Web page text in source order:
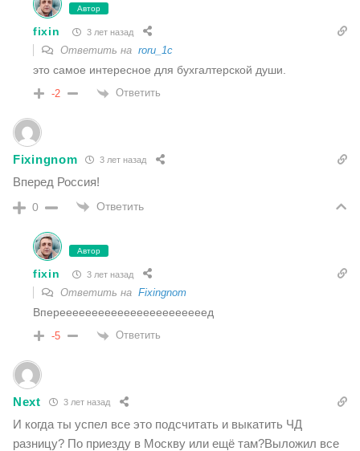
Автор
fixin 3 лет назад
Ответить на roru_1c
это самое интересное для бухгалтерской души.
-2 Ответить
Fixingnom 3 лет назад
Вперед Россия!
0 Ответить
Автор
fixin 3 лет назад
Ответить на Fixingnom
Вперееееееееееееееееееееееед
-5 Ответить
Next 3 лет назад
И когда ты успел все это подсчитать и выкатить ЧД
разницу? По приезду в Москву или ещё там?Выложил все